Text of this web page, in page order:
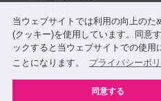
当ウェブサイトでは利用の向上のた
(クッキー)を使用しています。同意
ックすると当ウェブサイトでの使用
ことになります。
プライバシーポ
同意する
このサイトについて
サイトマップ
関係機関・